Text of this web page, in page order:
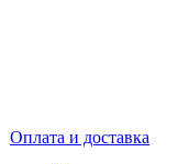
Оплата и доставка